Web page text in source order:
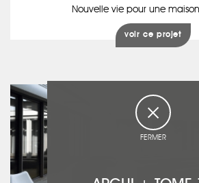
Nouvelle vie pour une
voir ce projet
FERMER